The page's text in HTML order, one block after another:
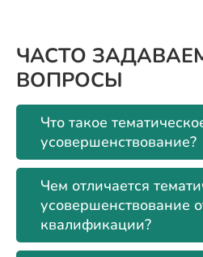
ЧАСТО
ВОПРОСЫ
Что такое
усовершенствование?
Чем отличается
усовершенствование
квалификации?